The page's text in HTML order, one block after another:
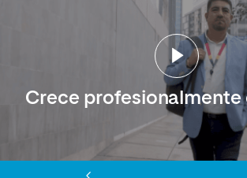
Crece profesionalmente